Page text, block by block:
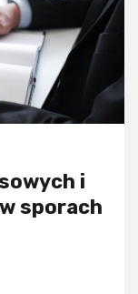
i
sporach